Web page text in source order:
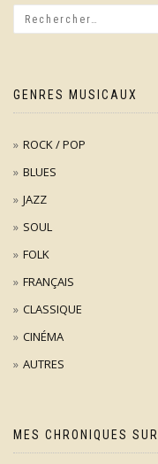
GENRES MUSICAUX
ROCK / POP
BLUES
JAZZ
SOUL
FOLK
FRANÇAIS
CLASSIQUE
CINÉMA
AUTRES
MES CHRONIQUES SUR